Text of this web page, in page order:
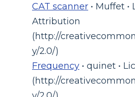
CAT scanner • Muffet •
Attribution
(http://
y/2.0/)
Frequency • quinet •
(http://